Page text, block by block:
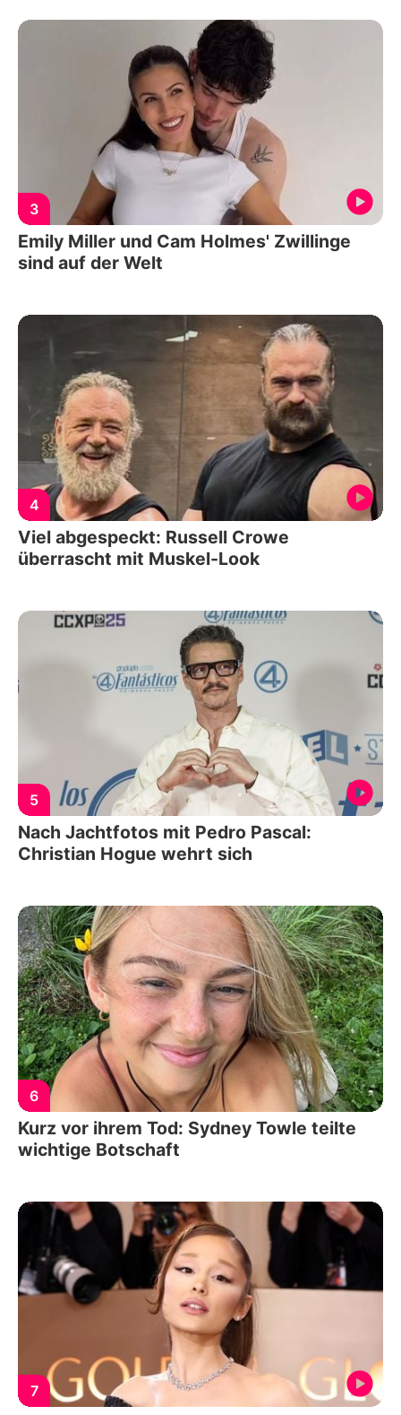
3
Emily Miller und Cam Holmes' Zwillinge
sind auf der Welt
4
Viel abgespeckt: Russell Crowe
überrascht mit Muskel-Look
5
Nach Jachtfotos mit Pedro Pascal:
Christian Hogue wehrt sich
6
Kurz vor ihrem Tod: Sydney Towle teilte
wichtige Botschaft
7